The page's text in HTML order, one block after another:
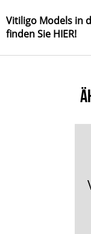
Vitiligo Models in
finden Sie HIER!